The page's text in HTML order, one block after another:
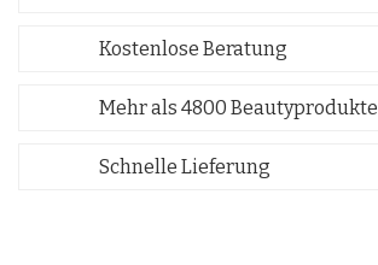
Kostenlose Beratung
Mehr als 4800 Beautyprodukte
Schnelle Lieferung